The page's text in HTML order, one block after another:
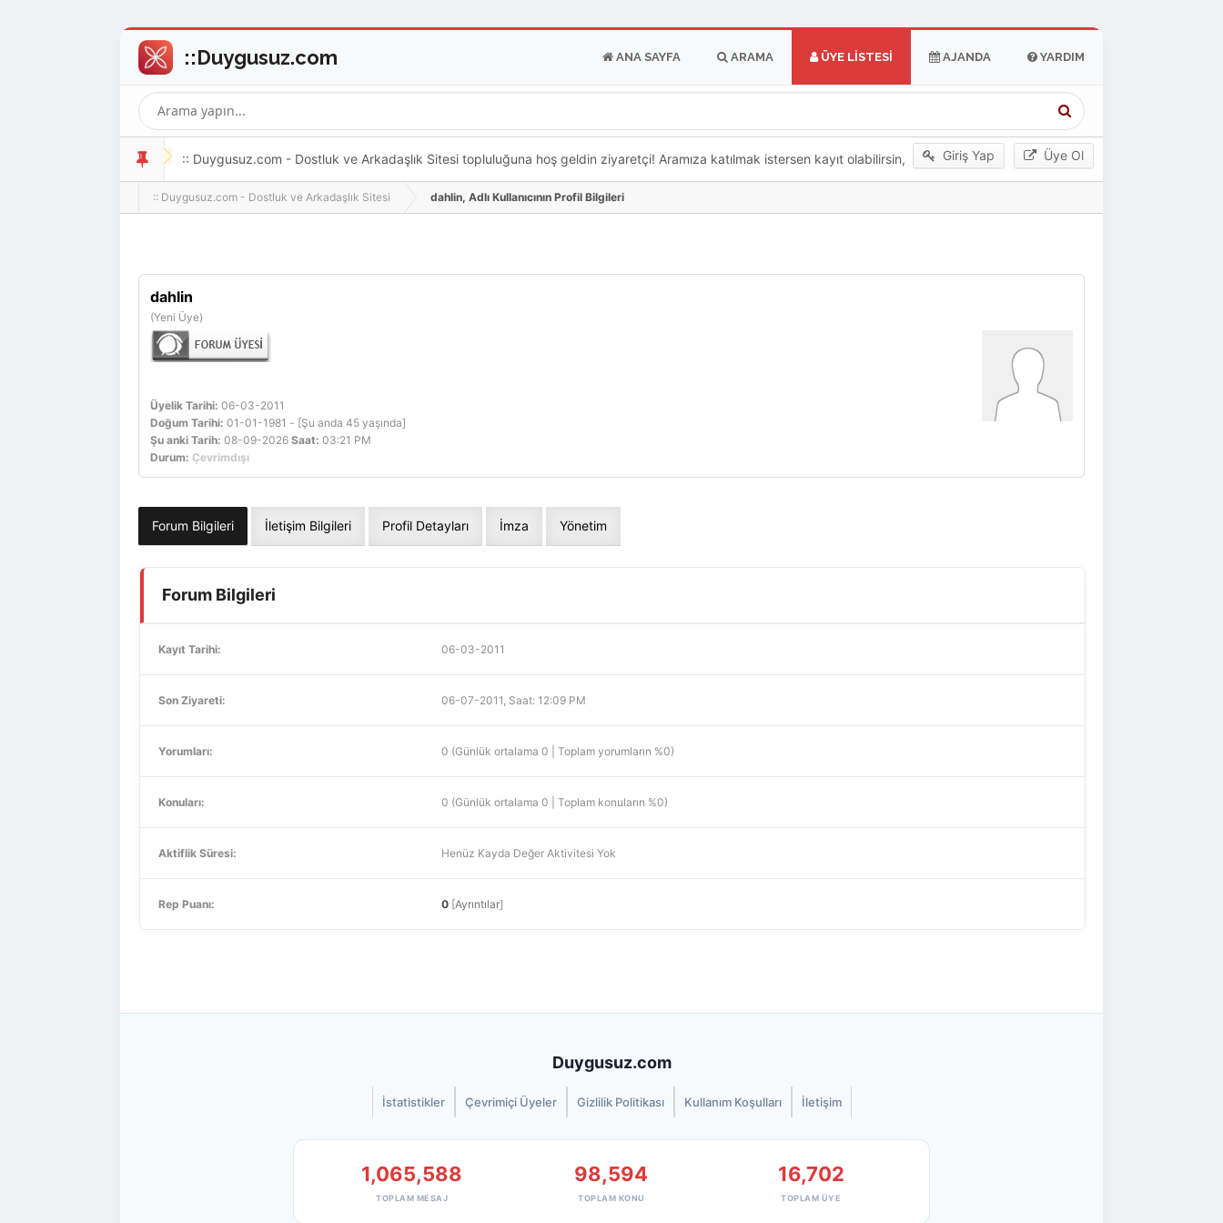
ANA SAYFA ARAMA ÜYE LISTESI AJANDA YARDIM
Giriş Yap Üye Ol
:: Duygusuz.com - Dostluk ve Arkadaşlık Sitesi topluluğuna hoş geldin ziyaretçi! Aramıza katılmak istersen kayıt olabilirsin,
oldukça kolay ve zahmetsizdir.
:: Duygusuz.com - Dostluk ve Arkadaşlık Sitesi dahlin, Adlı Kullanıcının Profil Bilgileri
dahlin
(Yeni Üye)
Üyelik Tarihi: 06-03-2011
Doğum Tarihi: 01-01-1981 - [Şu anda 45 yaşında]
Şu anki Tarih: 08-09-2026 Saat: 03:21 PM
Durum: Çevrimdışı
Forum Bilgileri İletişim Bilgileri Profil Detayları İmza Yönetim
Forum Bilgileri
Kayıt Tarihi: 06-03-2011
Son Ziyareti: 06-07-2011, Saat: 12:09 PM
Yorumları: 0 (Günlük ortalama 0 | Toplam yorumların %0)
Konuları: 0 (Günlük ortalama 0 | Toplam konuların %0)
Aktiflik Süresi: Henüz Kayda Değer Aktivitesi Yok
Rep Puanı: 0 [Ayrıntılar]
Duygusuz.com
İstatistikler Çevrimiçi Üyeler Gizlilik Politikası Kullanım Koşulları İletişim
1,065,588
TOPLAM MESAJ
98,594
TOPLAM KONU
16,702
TOPLAM ÜYE